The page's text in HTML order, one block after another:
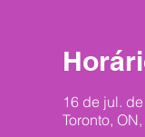
16 de jul.
Toronto,